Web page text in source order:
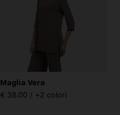
Maglia Vera
€ 38.00 / +2 colori